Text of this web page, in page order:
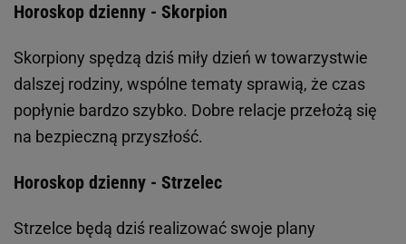
Horoskop dzienny - Skorpion
Skorpiony spędzą dziś miły dzień w towarzystwie
dalszej rodziny, wspólne tematy sprawią, że czas
popłynie bardzo szybko. Dobre relacje przełożą się
na bezpieczną przyszłość.
Horoskop dzienny - Strzelec
Strzelce będą dziś realizować swoje plany